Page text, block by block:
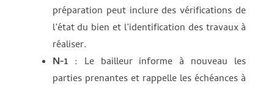
préparation peut inclure des vérifications de
l’état du bien et l’identification des travaux à
réaliser.
N-1: Le bailleur informe à nouveau les
parties prenantes et rappelle les échéances à